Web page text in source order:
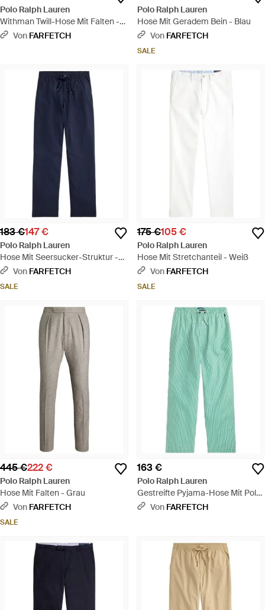
Polo Ralph Lauren
Withman Twill-Hose Mit Falten -
Natur
Von FARFETCH
Polo Ralph Lauren
Hose Mit Geradem Bein - Blau
Von FARFETCH
SALE
183 €147 €
Polo Ralph Lauren
Hose Mit Seersucker-Struktur -
BlauVon FARFETCH
SALE
175 €105 €
Polo Ralph Lauren
Hose Mit Stretchanteil - Weiß
Von FARFETCH
SALE
445 €222 €
Polo Ralph Lauren
Hose Mit Falten - Grau
Von FARFETCH
SALE
163 €
Polo Ralph Lauren
Gestreifte Pyjama-Hose Mit Polo
Bear - Grün
Von FARFETCH